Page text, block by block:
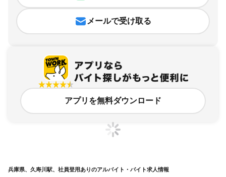
メールで受け取る
アプリを無料ダウンロード
兵庫県、久寿川駅、社員登用ありのアルバイト・バイト求人情報